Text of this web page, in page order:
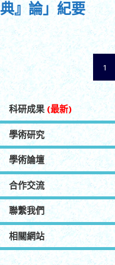
典』論」紀要
1
科研成果 (最新)
學術研究
學術論壇
合作交流
聯繫我們
相關網站